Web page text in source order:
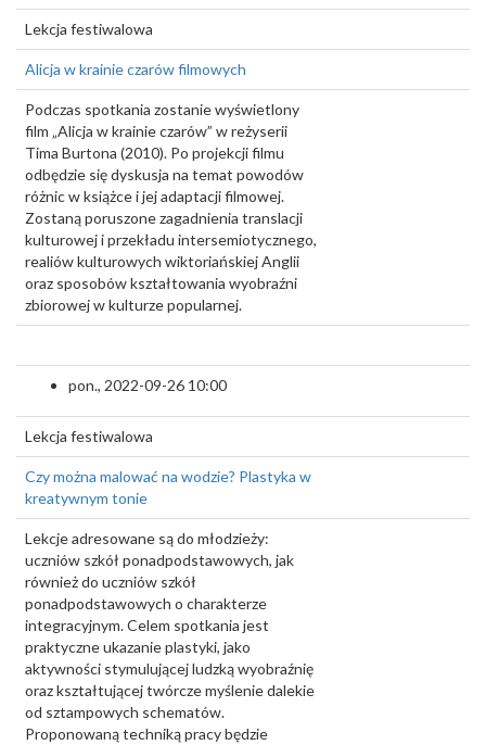
Lekcja festiwalowa
Alicja w krainie czarów filmowych
Podczas spotkania zostanie wyświetlony
film „Alicja w krainie czarów” w reżyserii
Tima Burtona (2010). Po projekcji filmu
odbędzie się dyskusja na temat powodów
różnic w książce i jej adaptacji filmowej.
Zostaną poruszone zagadnienia translacji
kulturowej i przekładu intersemiotycznego,
realiów kulturowych wiktoriańskiej Anglii
oraz sposobów kształtowania wyobraźni
zbiorowej w kulturze popularnej.
pon., 2022-09-26 10:00
Lekcja festiwalowa
Czy można malować na wodzie? Plastyka w
kreatywnym tonie
Lekcje adresowane są do młodzieży:
uczniów szkół ponadpodstawowych, jak
również do uczniów szkół
ponadpodstawowych o charakterze
integracyjnym. Celem spotkania jest
praktyczne ukazanie plastyki, jako
aktywności stymulującej ludzką wyobraźnię
oraz kształtującej twórcze myślenie dalekie
od sztampowych schematów.
Proponowaną techniką pracy będzie